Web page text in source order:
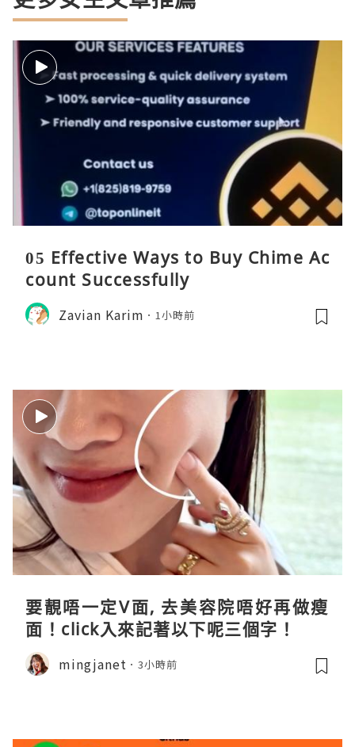
05 Effective Ways to Buy Chime Ac
count Successfully
Zavian Karim 1小時前
要靚唔一定V面, 去美容院唔好再做瘦
面！click入來記著以下呢三個字！
mingjanet 3小時前